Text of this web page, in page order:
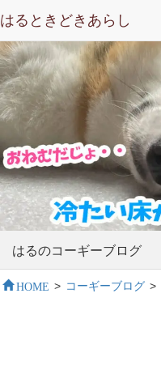
はるときどきあらし
はるのコーギーブログ
HOME > コーギーブログ >